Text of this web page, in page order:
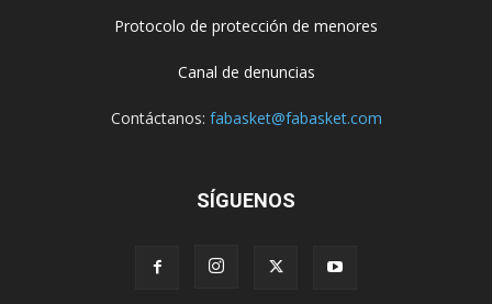
Protocolo de protección de menores
Canal de denuncias
Contáctanos: fabasket@fabasket.com
SÍGUENOS